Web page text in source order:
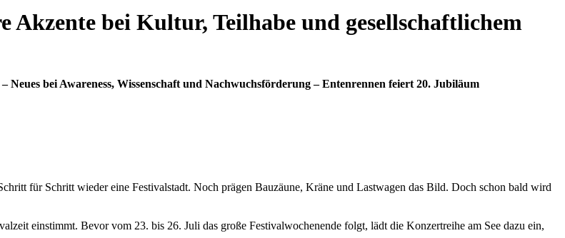
Akzente bei Kultur, Teilhabe und gesellschaftlichem
bei Awareness, Wissenschaft und Nachwuchsförderung – Entenrennen feiert 20. Jubiläum
für Schritt wieder eine Festivalstadt. Noch prägen Bauzäune, Kräne und Lastwagen das Bild. Doch schon bald wird
einstimmt. Bevor vom 23. bis 26. Juli das große Festivalwochenende folgt, lädt die Konzertreihe am See dazu ein,